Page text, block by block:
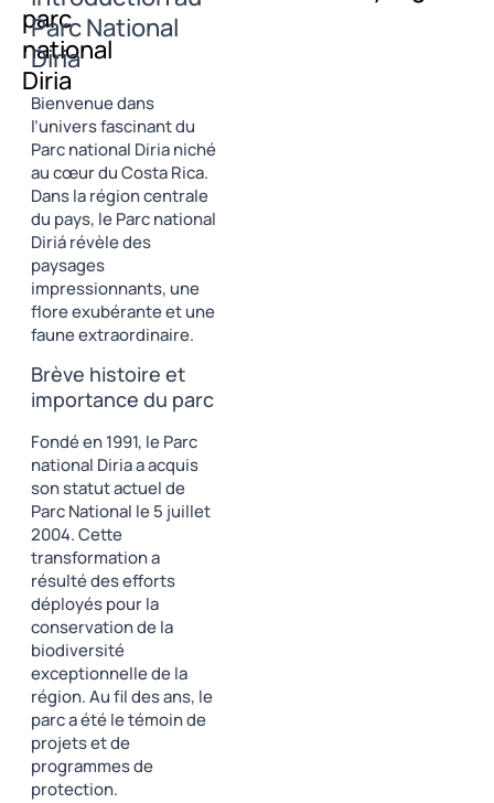
parc
national
Diria
Parc National
Diria
Bienvenue dans
l’univers fascinant du
Parc national Diria niché
au cœur du Costa Rica.
Dans la région centrale
du pays, le Parc national
Diriá révèle des
paysages
impressionnants, une
flore exubérante et une
faune extraordinaire.
Brève histoire et
importance du parc
Fondé en 1991, le Parc
national Diria a acquis
son statut actuel de
Parc National le 5 juillet
2004. Cette
transformation a
résulté des efforts
déployés pour la
conservation de la
biodiversité
exceptionnelle de la
région. Au fil des ans, le
parc a été le témoin de
projets et de
programmes de
protection.